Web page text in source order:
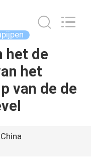
het de
het
van de de